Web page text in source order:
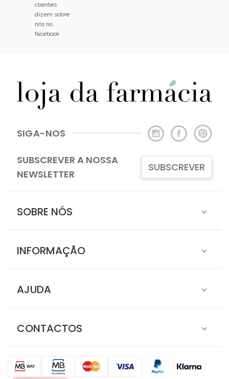
clientes
dizem sobre
nós no
facebook
SIGA-NOS
SUBSCREVER A NOSSA
NEWSLETTER
SUBSCREVER
SOBRE NÓS
INFORMAÇÃO
AJUDA
CONTACTOS